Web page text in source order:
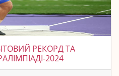
РЕКОРД ТА
2024